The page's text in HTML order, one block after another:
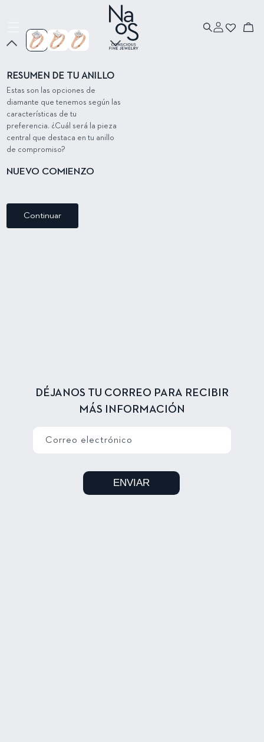
sesión
Carrito
RESUMEN DE TU ANILLO
Estas son las opciones de
diamante que tenemos según las
características de tu
preferencia. ¿Cuál será la pieza
central que destaca en tu anillo
de compromiso?
NUEVO COMIENZO
Continuar
DÉJANOS TU CORREO PARA RECIBIR
MÁS INFORMACIÓN
Correo electrónico
ENVIAR